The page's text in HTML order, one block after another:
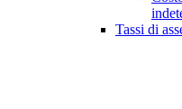
Tassi di